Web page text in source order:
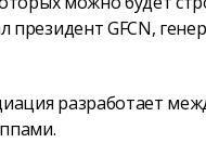
GFCN,
разработает